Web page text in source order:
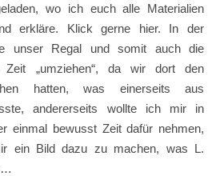
wo ich euch alle Materialien
erkläre. Klick gerne hier. In der
unser Regal und somit auch die
Zeit „umziehen“, da wir dort den
hatten, was einerseits aus
andererseits wollte ich mir in
einmal bewusst Zeit dafür nehmen,
ein Bild dazu zu machen, was L.